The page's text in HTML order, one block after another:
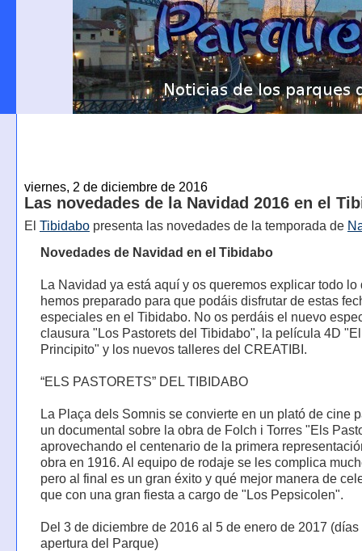
viernes, 2 de diciembre de 2016
Las novedades de la Navidad 2016 en el
El Tibidabopresenta las novedades de la temporada de
Novedades de Navidad en el Tibidabo
La Navidad ya está aquí y os queremos explicar todo lo
hemos preparado para que podáis disfrutar de estas
especiales en el Tibidabo. No os perdáis el nuevo
clausura "Los Pastorets del Tibidabo", la película 4D "El
Principito" y los nuevos talleres del CREATIBI.
“ELS PASTORETS” DEL TIBIDABO
La Plaça dels Somnis se convierte en un plató de cine
un documental sobre la obra de Folch i Torres "Els
aprovechando el centenario de la primera
obra en 1916. Al equipo de rodaje se les complica
pero al final es un gran éxito y qué mejor manera de
que con una gran fiesta a cargo de "Los Pepsicolen".
Del 3 de diciembre de 2016 al 5 de enero de 2017 (días
apertura del Parque)